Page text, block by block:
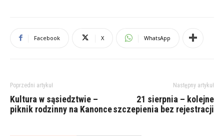
Facebook X WhatsApp
Poprzedni artykuł
Kultura w sąsiedztwie –
piknik rodzinny na Kanonce
Następny artykuł
21 sierpnia – kolejne
szczepienia bez rejestracji